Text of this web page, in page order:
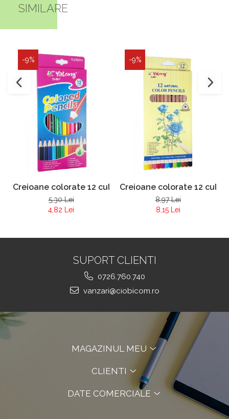
SIMILARE
-9%
Creioane colorate 12 culori Yalong 830041
5,30 Lei
4,82 Lei
-9%
Creioane colorate 12
8,97 Lei
8,15 Lei
SUPORT CLIENTI
0726.760.740
vanzari@ciobicom.ro
MAGAZINUL MEU
CLIENTI
DATE COMERCIALE